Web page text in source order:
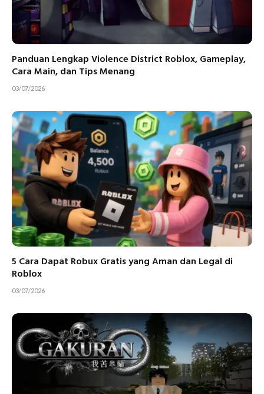
Panduan Lengkap Violence District Roblox, Gameplay,
Cara Main, dan Tips Menang
03/07/2026
5 Cara Dapat Robux Gratis yang Aman dan Legal di
Roblox
03/07/2026